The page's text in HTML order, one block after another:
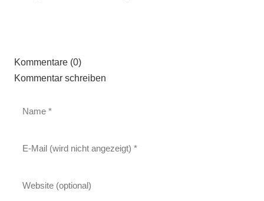
Kommentare (0)
Kommentar schreiben